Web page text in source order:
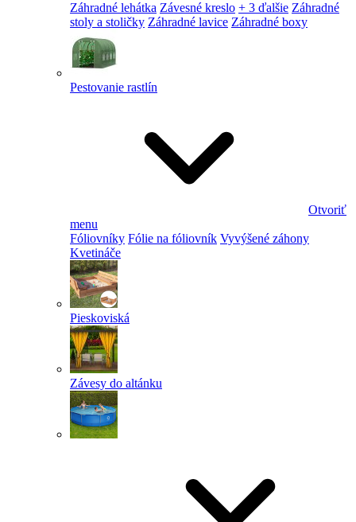
Záhradné lehátka Závesné kreslo + 3 ďalšie Záhradné
stoly a stoličky Záhradné lavice Záhradné boxy
Pestovanie rastlín
Otvoriť
menu
Fóliovníky Fólie na fóliovník Vyvýšené záhony
Kvetináče
Pieskoviská
Závesy do altánku